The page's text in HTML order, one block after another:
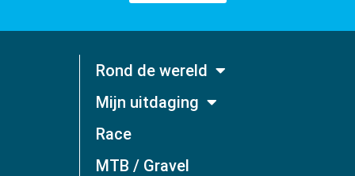
Rond de wereld
Mijn uitdaging
Race
MTB / Gravel